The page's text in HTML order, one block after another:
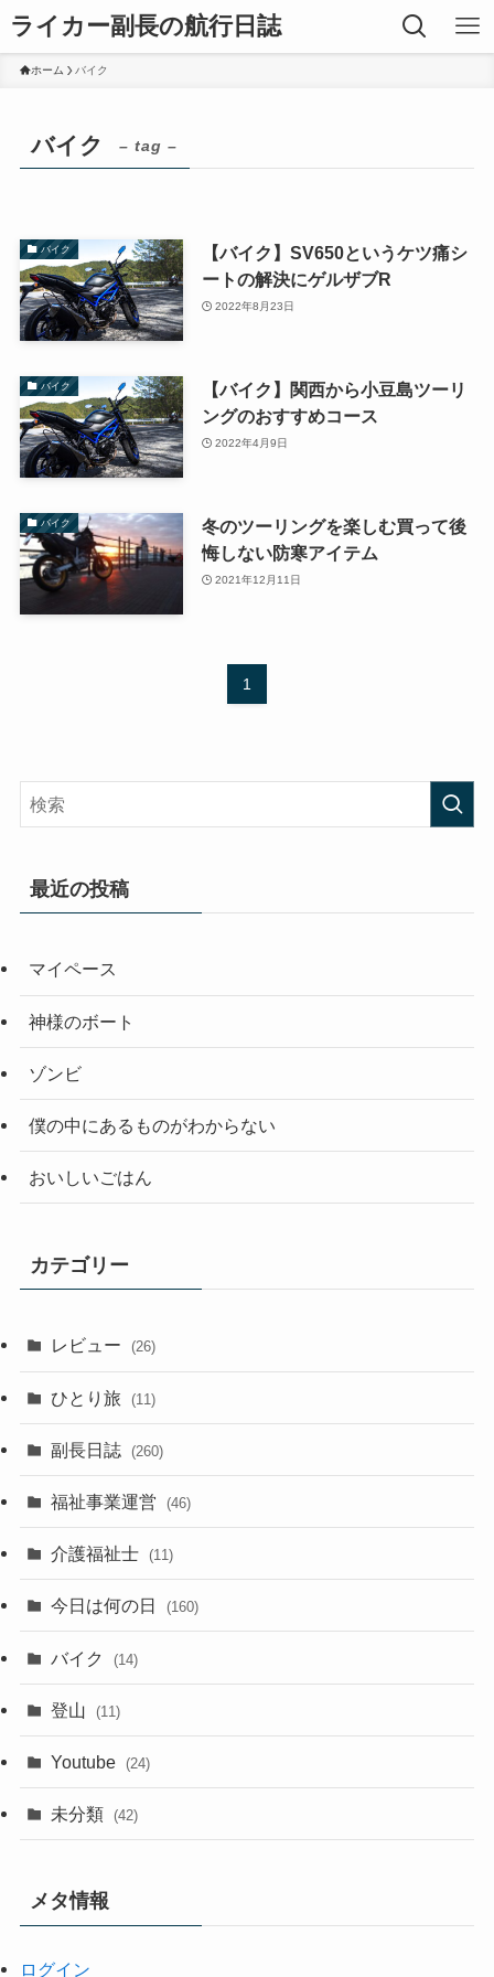
ライカー副長の航行日誌
ホーム バイク
バイク – tag –
バイク
【バイク】SV650というケツ痛シ
ートの解決にゲルザブR
2022年8月23日
バイク
【バイク】関西から小豆島ツーリ
ングのおすすめコース
2022年4月9日
バイク
冬のツーリングを楽しむ買って後
悔しない防寒アイテム
2021年12月11日
1
最近の投稿
マイペース
神様のボート
ゾンビ
僕の中にあるものがわからない
おいしいごはん
カテゴリー
レビュー (26)
ひとり旅 (11)
副長日誌 (260)
福祉事業運営 (46)
介護福祉士 (11)
今日は何の日 (160)
バイク (14)
登山 (11)
Youtube (24)
未分類 (42)
メタ情報
ログイン